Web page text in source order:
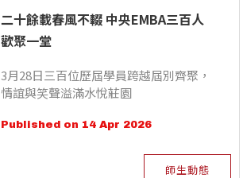
二十餘載春風不輟 中央EMBA三百人
歡聚一堂
3月28日三百位歷屆學員跨越屆別齊聚，
情誼與笑聲溢滿水悅莊園
Published on 14 Apr 2026
師生動態